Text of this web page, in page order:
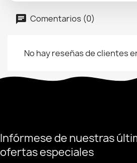
Comentarios (0)
No hay reseñas de clientes
Infórmese de nuestras
ofertas especiales